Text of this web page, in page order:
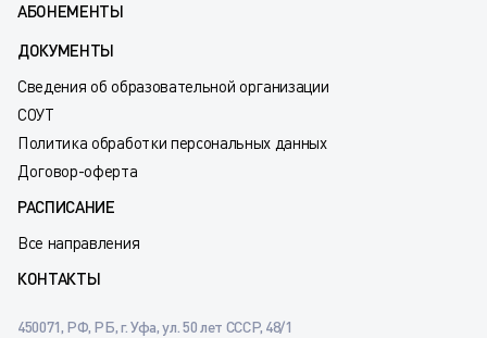
АБОНЕМЕНТЫ
ДОКУМЕНТЫ
Сведения об образовательной организации
СОУТ
Политика обработки персональных данных
Договор-оферта
РАСПИСАНИЕ
Все направления
КОНТАКТЫ
450071, РФ, РБ, г. Уфа, ул. 50 лет СССР, 48/1